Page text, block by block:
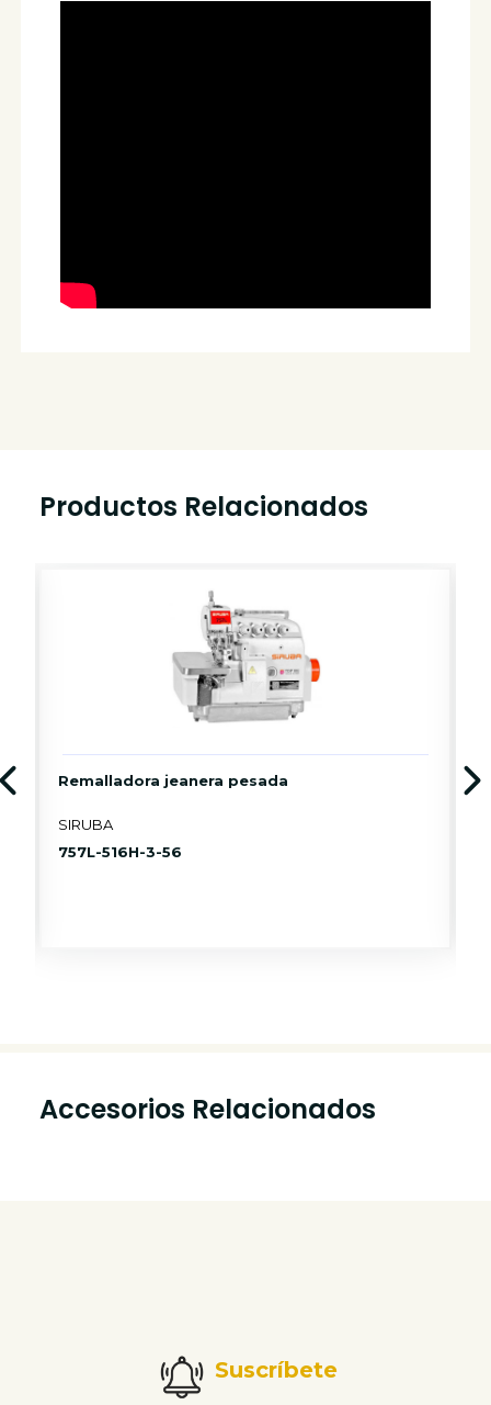
Productos Relacionados
Remalladora jeanera pesada
SIRUBA
757L-516H-3-56
Accesorios Relacionados
Suscríbete